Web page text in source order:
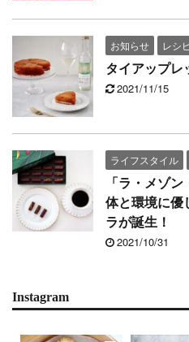
お知らせ
レシ
タイアップレ
2021/11/15
ライフスタイル
「ラ・メゾ
体と環境に優
ラが誕生！
2021/10/31
Instagram